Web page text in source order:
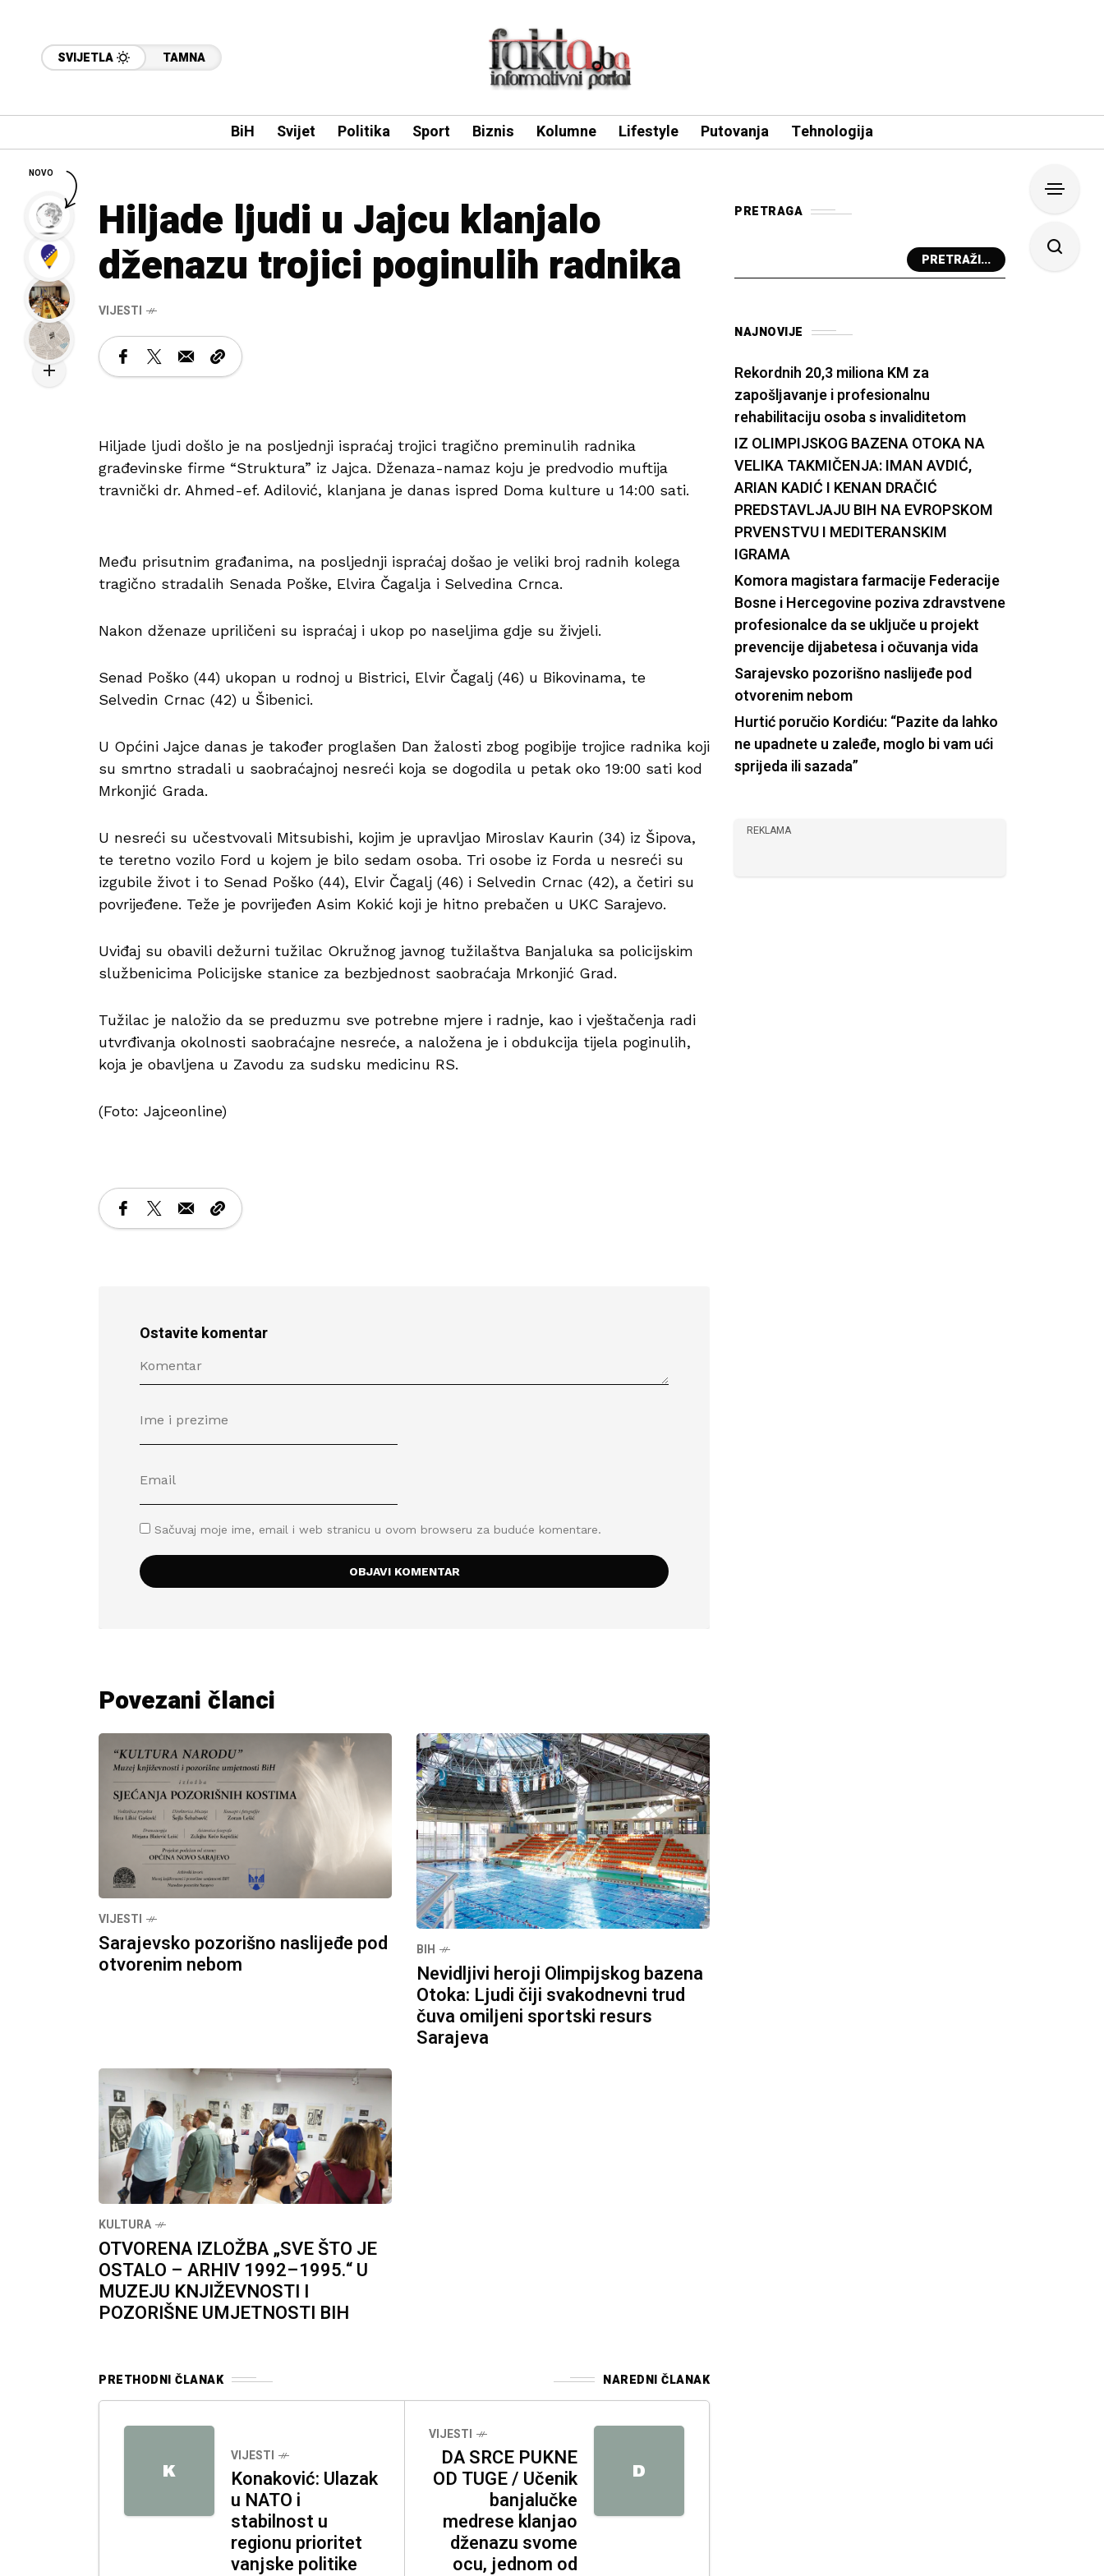
SVIJETLA TAMNA
BiH Svijet Politika Sport Biznis Kolumne Lifestyle Putovanja Tehnologija
Hiljade ljudi u Jajcu klanjalo
dženazu trojici poginulih radnika
VIJESTI
Hiljade ljudi došlo je na posljednji ispraćaj trojici tragično preminulih radnika
građevinske firme “Struktura” iz Jajca. Dženaza-namaz koju je predvodio muftija
travnički dr. Ahmed-ef. Adilović, klanjana je danas ispred Doma kulture u 14:00 sati.
Među prisutnim građanima, na posljednji ispraćaj došao je veliki broj radnih kolega
tragično stradalih Senada Poške, Elvira Čagalja i Selvedina Crnca.
Nakon dženaze upriličeni su ispraćaj i ukop po naseljima gdje su živjeli.
Senad Poško (44) ukopan u rodnoj u Bistrici, Elvir Čagalj (46) u Bikovinama, te
Selvedin Crnac (42) u Šibenici.
U Općini Jajce danas je također proglašen Dan žalosti zbog pogibije trojice radnika koji
su smrtno stradali u saobraćajnoj nesreći koja se dogodila u petak oko 19:00 sati kod
Mrkonjić Grada.
U nesreći su učestvovali Mitsubishi, kojim je upravljao Miroslav Kaurin (34) iz Šipova,
te teretno vozilo Ford u kojem je bilo sedam osoba. Tri osobe iz Forda u nesreći su
izgubile život i to Senad Poško (44), Elvir Čagalj (46) i Selvedin Crnac (42), a četiri su
povrijeđene. Teže je povrijeđen Asim Kokić koji je hitno prebačen u UKC Sarajevo.
Uviđaj su obavili dežurni tužilac Okružnog javnog tužilaštva Banjaluka sa policijskim
službenicima Policijske stanice za bezbjednost saobraćaja Mrkonjić Grad.
Tužilac je naložio da se preduzmu sve potrebne mjere i radnje, kao i vještačenja radi
utvrđivanja okolnosti saobraćajne nesreće, a naložena je i obdukcija tijela poginulih,
koja je obavljena u Zavodu za sudsku medicinu RS.
(Foto: Jajceonline)
Ostavite komentar
Sačuvaj moje ime, email i web stranicu u ovom browseru za buduće komentare.
Povezani članci
VIJESTI
Sarajevsko pozorišno naslijeđe pod
otvorenim nebom
BIH
Nevidljivi heroji Olimpijskog bazena
Otoka: Ljudi čiji svakodnevni trud
čuva omiljeni sportski resurs
Sarajeva
KULTURA
OTVORENA IZLOŽBA „SVE ŠTO JE
OSTALO – ARHIV 1992–1995.“ U
MUZEJU KNJIŽEVNOSTI I
POZORIŠNE UMJETNOSTI BIH
PRETHODNI ČLANAK NAREDNI ČLANAK
K
VIJESTI
Konaković: Ulazak
u NATO i
stabilnost u
regionu prioritet
vanjske politike
D
VIJESTI
DA SRCE PUKNE
OD TUGE / Učenik
banjalučke
medrese klanjao
dženazu svome
ocu, jednom od
PRETRAGA
PRETRAŽI...
NAJNOVIJE
Rekordnih 20,3 miliona KM za
zapošljavanje i profesionalnu
rehabilitaciju osoba s invaliditetom
IZ OLIMPIJSKOG BAZENA OTOKA NA
VELIKA TAKMIČENJA: IMAN AVDIĆ,
ARIAN KADIĆ I KENAN DRAČIĆ
PREDSTAVLJAJU BIH NA EVROPSKOM
PRVENSTVU I MEDITERANSKIM
IGRAMA
Komora magistara farmacije Federacije
Bosne i Hercegovine poziva zdravstvene
profesionalce da se uključe u projekt
prevencije dijabetesa i očuvanja vida
Sarajevsko pozorišno naslijeđe pod
otvorenim nebom
Hurtić poručio Kordiću: “Pazite da lahko
ne upadnete u zaleđe, moglo bi vam ući
sprijeda ili sazada”
REKLAMA
NOVO